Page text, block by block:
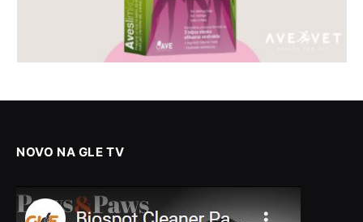
NOVO NA GLE TV